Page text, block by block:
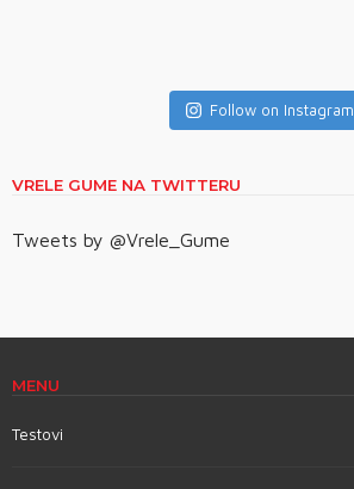
Follow on Instagram
VRELE GUME NA TWITTERU
Tweets by @Vrele_Gume
MENU
Testovi